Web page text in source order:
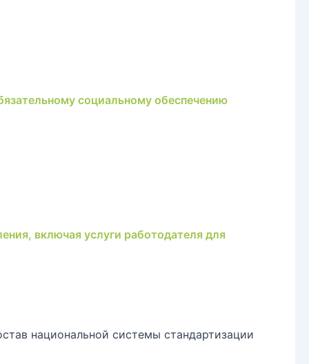
социальному обеспечению
включая услуги работодателя для
национальной системы стандартизации